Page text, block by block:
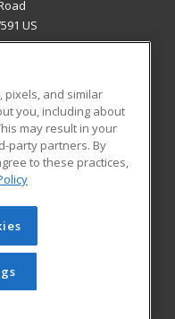
US
Blog
Learning. All rights
be reproduced or
prior written
Privacy Policy
pixels, and similar
you, including about
may result in your
party partners. By
to these practices,